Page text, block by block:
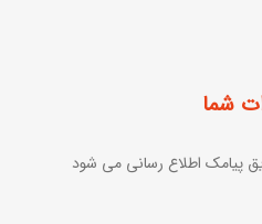
شما
پیامک اطلاع رسانی می شود